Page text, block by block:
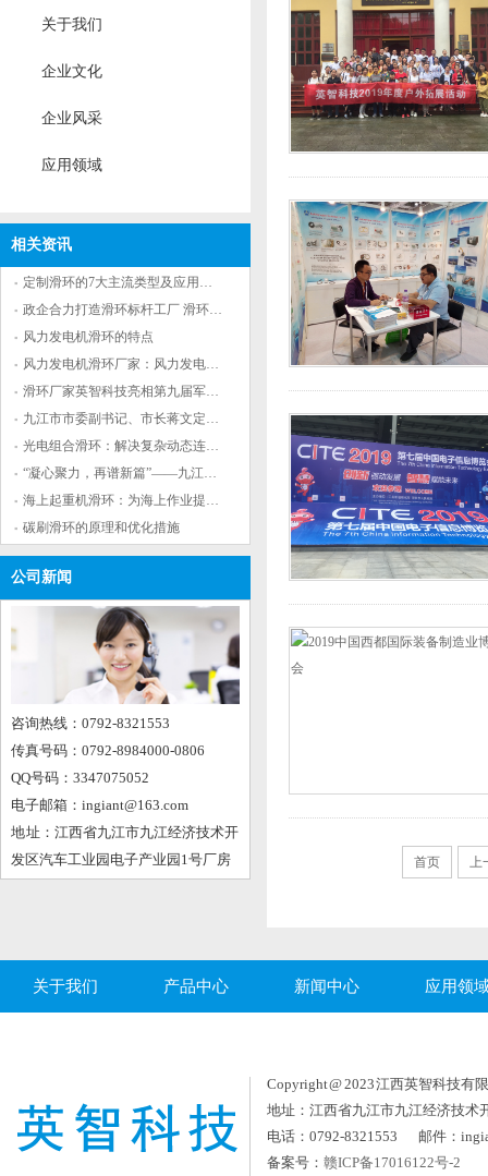
关于我们
企业文化
企业风采
应用领域
相关资讯
定制滑环的7大主流类型及应用场景解析
政企合力打造滑环标杆工厂 滑环领军企业九江基
风力发电机滑环的特点
风力发电机滑环厂家：风力发电机滑环的作用
滑环厂家英智科技亮相第九届军事智能技术装备
九江市市委副书记、市长蒋文定来英智科技调研
光电组合滑环：解决复杂动态连接问题的有效工
“凝心聚力，再谱新篇”——九江英智科技2023年
海上起重机滑环：为海上作业提供重要保障
碳刷滑环的原理和优化措施
公司新闻
咨询热线：0792-8321553
传真号码：0792-8984000-0806
QQ号码：3347075052
电子邮箱：ingiant@163.com
地 址：江西省九江市九江经济技术开
发区汽车工业园电子产业园1号厂房
首页 上
关于我们 产品中心 新闻中心 应用领
Copyright @ 2023 江西英智科技有
地址：江西省九江市九江经济技术
电话：0792-8321553 邮件：
备案号： 赣ICP备17016122号-2